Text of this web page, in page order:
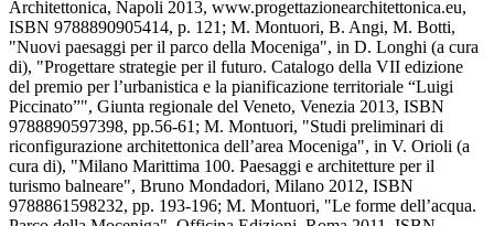
Architettonica, Napoli 2013, www.progettazionearchitettonica.eu,
ISBN 9788890905414, p. 121; M. Montuori, B. Angi, M. Botti,
"Nuovi paesaggi per il parco della Moceniga", in D. Longhi (a cura
di), "Progettare strategie per il futuro. Catalogo della VII edizione
del premio per l’urbanistica e la pianificazione territoriale “Luigi
Piccinato”", Giunta regionale del Veneto, Venezia 2013, ISBN
9788890597398, pp.56-61; M. Montuori, "Studi preliminari di
riconfigurazione architettonica dell’area Moceniga", in V. Orioli (a
cura di), "Milano Marittima 100. Paesaggi e architetture per il
turismo balneare", Bruno Mondadori, Milano 2012, ISBN
9788861598232, pp. 193-196; M. Montuori, "Le forme dell’acqua.